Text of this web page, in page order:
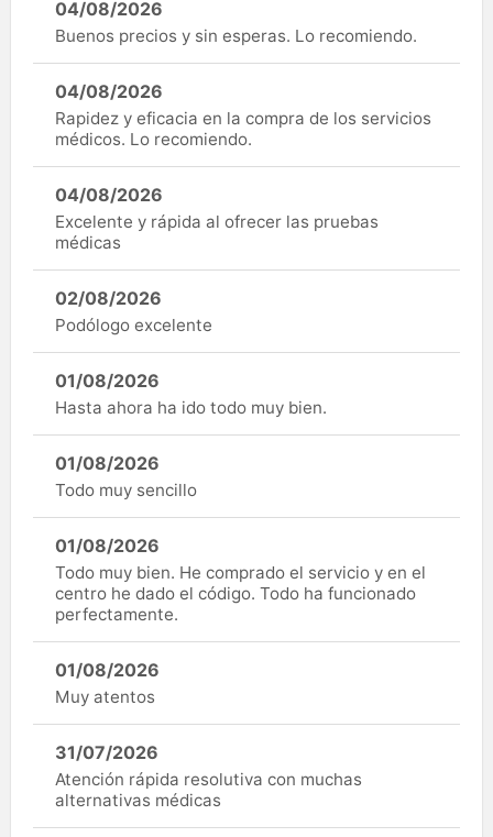
04/08/2026
Buenos precios y sin esperas. Lo recomiendo.
04/08/2026
Rapidez y eficacia en la compra de los servicios
médicos. Lo recomiendo.
04/08/2026
Excelente y rápida al ofrecer las pruebas
médicas
02/08/2026
Podólogo excelente
01/08/2026
Hasta ahora ha ido todo muy bien.
01/08/2026
Todo muy sencillo
01/08/2026
Todo muy bien. He comprado el servicio y en el
centro he dado el código. Todo ha funcionado
perfectamente.
01/08/2026
Muy atentos
31/07/2026
Atención rápida resolutiva con muchas
alternativas médicas